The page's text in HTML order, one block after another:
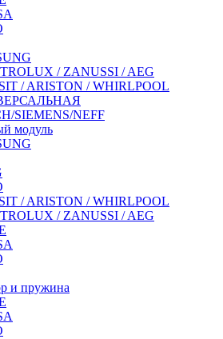
/ ZANUSSI / AEG
/ ARISTON / WHIRLPOOL
SIEMENS/NEFF
модуль
/ ARISTON / WHIRLPOOL
/ ZANUSSI / AEG
и пружина